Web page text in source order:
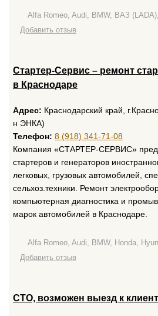
Alfa Romeo, Audi, BMW, ВАЗ
Добавить отзыв
Стартер-Сервис – ремонт
в Краснодаре
Адрес: Краснодарский край,
н ЭНКА)
Телефон: 8 (918) 341-71-08
Компания «СТАРТЕР-СЕРВИС»
стартеров и генераторов
легковых, грузовых автомобилей,
сельхоз.техники. Ремонт
компьютерная диагностика и
марок автомобилей в Краснодаре.
Alfa Romeo, Audi, BMW, Honda,
Добавить отзыв
СТО, возможен выезд к